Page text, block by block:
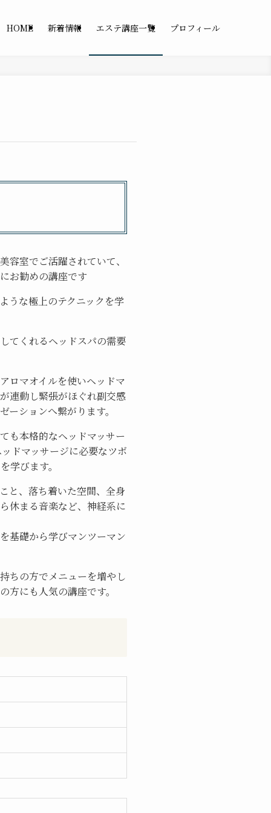
HOME 新着情報 エステ講座一覧 プロフィール
容室でご活躍されていて、
お勧めの講座です
うな極上のテクニックを学
てくれるヘッドスパの需要
ロマオイルを使いヘッドマ
連動し緊張がほぐれ副交感
ーションへ繋がります。
も本格的なヘッドマッサー
ドマッサージに必要なツボ
学びます。
と、落ち着いた空間、全身
休まる音楽など、神経系に
基礎から学びマンツーマン
ちの方でメニューを増やし
方にも人気の講座です。